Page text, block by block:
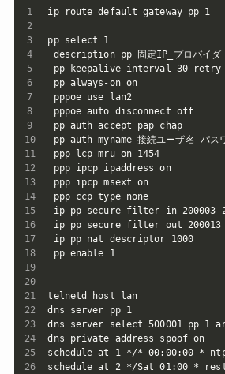
ip route default gateway pp 1
pp select 1
description pp 固定IP_プロバイダ
pp keepalive interval 30 retry-
pp always-on on
pppoe use lan2
pppoe auto disconnect off
pp auth accept pap chap
pp auth myname 接続ユーザ名 パス
ppp lcp mru on 1454
ppp ipcp ipaddress on
ppp ipcp msext on
ppp ccp type none
ip pp secure filter in 200003
ip pp secure filter out 200013
ip pp nat descriptor 1000
pp enable 1
telnetd host lan
dns server pp 1
dns server select 500001 pp 1
dns private address spoof on
schedule at 1 */* 00:00:00 *
schedule at 2 */Sat 01:00 *